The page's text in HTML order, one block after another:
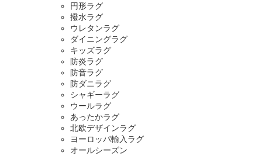
円形ラグ
撥水ラグ
ウレタンラグ
ダイニングラグ
キッズラグ
防炎ラグ
防音ラグ
防ダニラグ
シャギーラグ
ウールラグ
あったかラグ
北欧デザインラグ
ヨーロッパ輸入ラグ
オールシーズン